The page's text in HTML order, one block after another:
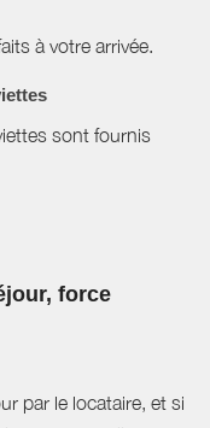
à votre arrivée.
sont fournis
force
par le locataire, et si